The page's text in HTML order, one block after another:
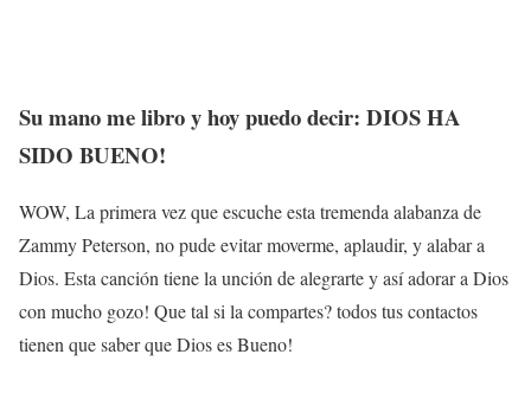
Su mano me libro y hoy puedo decir: DIOS HA
SIDO BUENO!
WOW, La primera vez que escuche esta tremenda alabanza de
Zammy Peterson, no pude evitar moverme, aplaudir, y alabar a
Dios. Esta canción tiene la unción de alegrarte y así adorar a Dios
con mucho gozo! Que tal si la compartes? todos tus contactos
tienen que saber que Dios es Bueno!